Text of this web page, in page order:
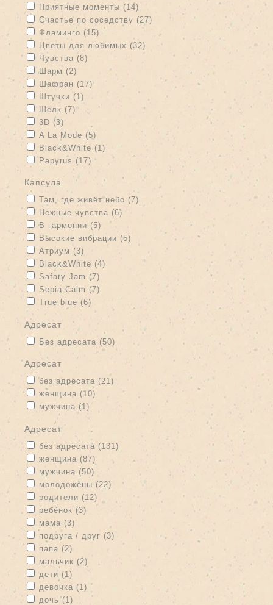
Apply Приятные моменты filter
Приятные моменты (14) Apply Приятные моменты filter
Apply Счастье по соседству filter
Счастье по соседству (27) Apply Счастье по соседству
Apply Фламинго filter
Фламинго (15) Apply Фламинго filter
Apply Цветы для любимых filter
Цветы для любимых (32) Apply Цветы для любимых
Apply Чувства filter
Чувства (8) Apply Чувства filter
Apply Шарм filter
Шарм (2) Apply Шарм filter
Apply Шафран filter
Шафран (17)Apply Шафран filter
Apply Штучки filter
Штучки (1) Apply Штучки filter
Apply Шёлк filter
Шёлк (7) Apply Шёлк filter
Apply 3D filter
3D (3)
Apply A La Mode filter
A La Mode (5) Apply A La Mode filter
Apply Black&White filter
Black&White (1)
Apply Papyrus filter
Papyrus (17) Apply Papyrus filter
капсула
Apply Там, где живёт небо filter
Там, где живёт небо (7) Apply Там, где живёт небо filter
Apply Нежные чувства filter
Нежные чувства (6) Apply Нежные чувства filter
Apply В гармонии filter
В гармонии (5) Apply В гармонии filter
Apply Высокие вибрации filter
Высокие вибрации (5) Apply Высокие вибрации filter
Apply Атриум filter
Атриум (3) Apply Атриум filter
Apply Black&White filter
Black&White (4) Apply Black&White filter
Apply Safary Jam filter
Safary Jam (7)
Apply Sepia-Calm filter
Sepia-Calm (7) Apply Sepia-Calm filter
Apply True blue filter
True blue (6)
адресат
Apply Без адресата filter
Без адресата (50) Apply Без адресата filter
адресат
Apply без адресата filter
без адресата (21) Apply без адресата filter
Apply женщина filter
женщина (10) Apply женщина filter
Apply мужчина filter
мужчина (1) Apply мужчина filter
адресат
Apply без адресата filter
без адресата (131) Apply без адресата filter
Apply женщина filter
женщина (87)
Apply мужчина filter
мужчина (50)
Apply молодожёны filter
молодожёны (22) Apply молодожёны filter
Apply родители filter
родители (12) Apply родители filter
Apply ребёнок filter
ребёнок (3) Apply ребёнок filter
Apply мама filter
мама (3)
Apply подруга / друг filter
подруга / друг (3) Apply подруга / друг filter
Apply папа filter
папа (2)Apply папа filter
Apply мальчик filter
мальчик (2) Apply мальчик filter
Apply дети filter
дети (1)
Apply девочка filter
девочка (1) Apply девочка filter
Apply дочь filter
дочь (1) Apply дочь filter